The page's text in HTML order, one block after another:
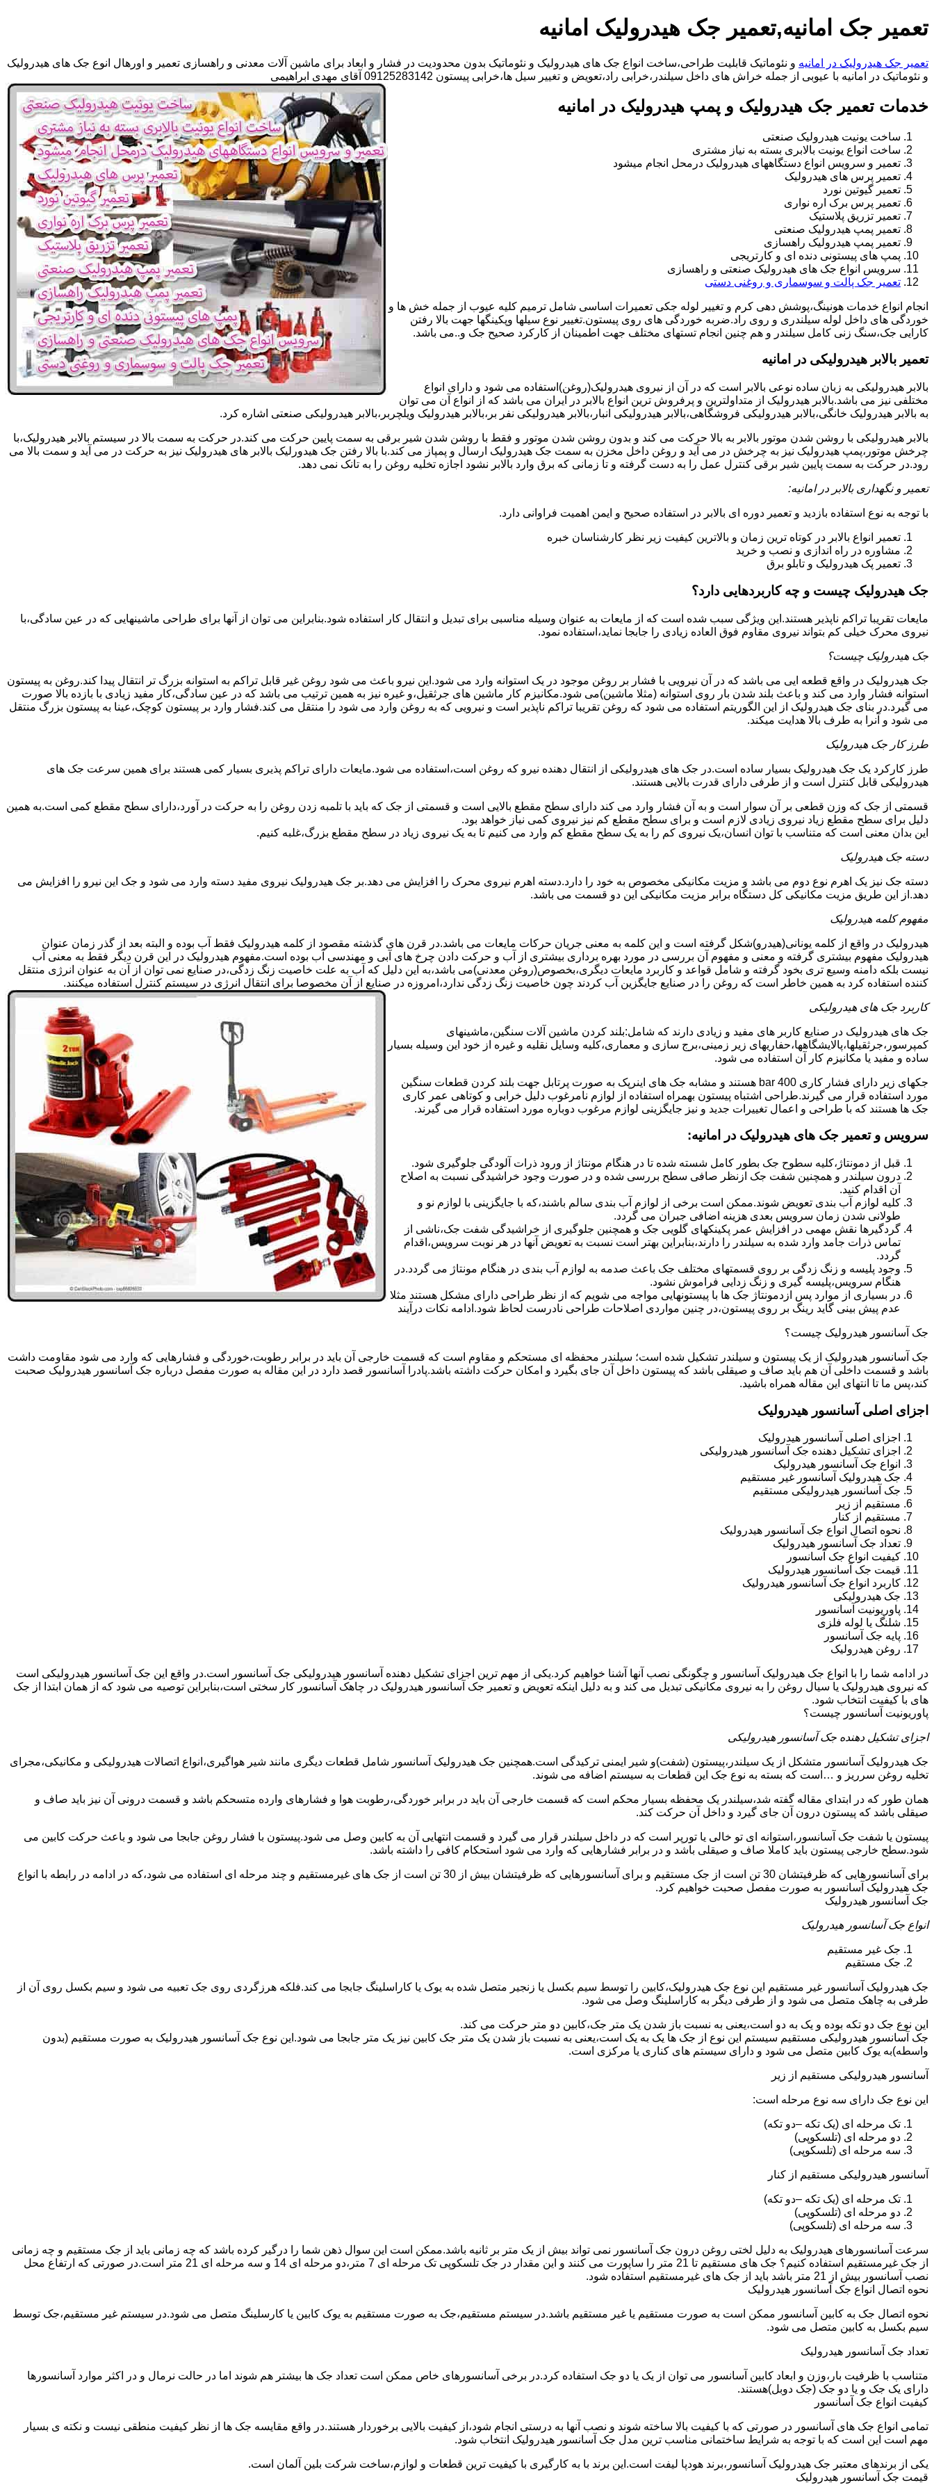
تعمیر جک امانیه,تعمیر جک هیدرولیک امانیه
تعمیر جک هیدرولیک در امانیه و نئوماتیک قابلیت طراحی،ساخت انواع جک های هیدرولیک و نئوماتیک بدون محدودیت در فشار و ابعاد برای ماشین آلات معدنی و راهسازی تعمیر و اورهال انوع جک های هیدرولیک
و نئوماتیک در امانیه با عیوبی از جمله خراش های داخل سیلندر،خرابی راد،تعویض و تغییر سیل ها،خرابی پیستون 09125283142 آقای مهدی ابراهیمی
خدمات تعمیر جک هیدرولیک و پمپ هیدرولیک در امانیه
ساخت یونیت هیدرولیک صنعتی
ساخت انواع یونیت بالابری بسته به نیاز مشتری
تعمیر و سرویس انواع دستگاههای هیدرولیک درمحل انجام میشود
تعمیر پرس های هیدرولیک
تعمیر گیوتین نورد
تعمیر پرس برک اره نواری
تعمیر تزریق پلاستیک
تعمیر پمپ هیدرولیک صنعتی
تعمیر پمپ هیدرولیک راهسازی
پمپ های پیستونی دنده ای و کارتریجی
سرویس انواع جک های هیدرولیک صنعتی و راهسازی
تعمیر جک پالت و سوسماری و روغنی دستی
انجام انواع خدمات هونینگ،پوشش دهی کرم و تغییر لوله جکی تعمیرات اساسی شامل ترمیم کلیه عیوب از جمله خش ها و
خوردگی های داخل لوله سیلندری و روی راد.ضربه خوردگی های روی پیستون.تغییر نوع سیلها وپکینگها جهت بالا رفتن
کارایی جک،سنگ زنی کامل سیلندر و هم چنین انجام تستهای مختلف جهت اطمینان از کارکرد صحیح جک و..می باشد.
تعمیر بالابر هیدرولیکی در امانیه
بالابر هیدرولیکی به زبان ساده نوعی بالابر است که در آن از نیروی هیدرولیک(روغن)استفاده می شود و دارای انواع
مختلفی نیز می باشد.بالابر هیدرولیک از متداولترین و پرفروش ترین انواع بالابر در ایران می باشد که از انواع آن می توان
به بالابر هیدرولیک خانگی،بالابر هیدرولیکی فروشگاهی،بالابر هیدرولیکی انبار،بالابر هیدرولیکی نفر بر،بالابر هیدرولیک ویلچربر،بالابر هیدرولیکی صنعتی اشاره کرد.
بالابر هیدرولیکی با روشن شدن موتور بالابر به بالا حرکت می کند و بدون روشن شدن موتور و فقط با روشن شدن شیر برقی به سمت پایین حرکت می کند.در حرکت به سمت بالا در سیستم بالابر هیدرولیک،با
چرخش موتور،پمپ هیدرولیک نیز به چرخش در می آید و روغن داخل مخزن به سمت جک هیدرولیک ارسال و پمپاز می کند.با بالا رفتن جک هیدورلیک بالابر های هیدرولیک نیز به حرکت در می آید و سمت بالا می
رود.در حرکت به سمت پایین شیر برقی کنترل عمل را به دست گرفته و تا زمانی که برق وارد بالابر نشود اجازه تخلیه روغن را به تانک نمی دهد.
تعمیر و نگهداری بالابر در امانیه:
با توجه به نوع استفاده بازدید و تعمیر دوره ای بالابر در استفاده صحیح و ایمن اهمیت فراوانی دارد.
تعمیر انواع بالابر در کوتاه ترین زمان و بالاترین کیفیت زیر نظر کارشناسان خبره
مشاوره در راه اندازی و نصب و خرید
تعمیر پک هیدرولیک و تابلو برق
جک هیدرولیک چیست و چه کاربردهایی دارد؟
مایعات تقریبا تراکم ناپذیر هستند.این ویژگی سبب شده است که از مایعات به عنوان وسیله مناسبی برای تبدیل و انتقال کار استفاده شود.بنابراین می توان از آنها برای طراحی ماشینهایی که در عین سادگی،با
نیروی محرک خیلی کم بتواند نیروی مقاوم فوق العاده زیادی را جابجا نماید،استفاده نمود.
جک هیدرولیک چیست؟
جک هیدرولیک در واقع قطعه ایی می باشد که در آن نیرویی با فشار بر روغن موجود در یک استوانه وارد می شود.این نیرو باعث می شود روغن غیر قابل تراکم به استوانه بزرگ تر انتقال پیدا کند.روغن به پیستون
استوانه فشار وارد می کند و باعث بلند شدن بار روی استوانه (مثلا ماشین)می شود.مکانیزم کار ماشین های جرثقیل،و غیره نیز به همین ترتیب می باشد که در عین سادگی،کار مفید زیادی با بازده بالا صورت
می گیرد.در بنای جک هیدرولیک از این الگوریتم استفاده می شود که روغن تقریبا تراکم ناپذیر است و نیرویی که به روغن وارد می شود را منتقل می کند.فشار وارد بر پیستون کوچک،عینا به پیستون بزرگ منتقل
می شود و آنرا به طرف بالا هدایت میکند.
طرز کار جک هیدرولیک
طرز کارکرد یک جک هیدرولیک بسیار ساده است.در جک های هیدرولیکی از انتقال دهنده نیرو که روغن است،استفاده می شود.مایعات دارای تراکم پذیری بسیار کمی هستند برای همین سرعت جک های
هیدرولیکی قابل کنترل است و از طرفی دارای قدرت بالایی هستند.
قسمتی از جک که وزن قطعی بر آن سوار است و به آن فشار وارد می کند دارای سطح مقطع بالایی است و قسمتی از جک که باید با تلمبه زدن روغن را به حرکت در آورد،دارای سطح مقطع کمی است.به همین
دلیل برای سطح مقطع زیاد نیروی زیادی لازم است و برای سطح مقطع کم نیز نیروی کمی نیاز خواهد بود.
این بدان معنی است که متناسب با توان انسان،یک نیروی کم را به یک سطح مقطع کم وارد می کنیم تا به یک نیروی زیاد در سطح مقطع بزرگ،غلبه کنیم.
دسته جک هیدرولیک
دسته جک نیز یک اهرم نوع دوم می باشد و مزیت مکانیکی مخصوص به خود را دارد.دسته اهرم نیروی محرک را افزایش می دهد.بر جک هیدرولیک نیروی مفید دسته وارد می شود و جک این نیرو را افزایش می
دهد.از این طریق مزیت مکانیکی کل دستگاه برابر مزیت مکانیکی این دو قسمت می باشد.
مفهوم کلمه هیدرولیک
هیدرولیک در واقع از کلمه یونانی(هیدرو)شکل گرفته است و این کلمه به معنی جریان حرکات مایعات می باشد.در قرن های گذشته مقصود از کلمه هیدرولیک فقط آب بوده و البته بعد از گذر زمان عنوان
هیدرولیک مفهوم بیشتری گرفته و معنی و مفهوم آن بررسی در مورد بهره برداری بیشتری از آب و حرکت دادن چرخ های آبی و مهندسی آب بوده است.مفهوم هیدرولیک در این قرن دیگر فقط به معنی آب
نیست بلکه دامنه وسیع تری بخود گرفته و شامل قواعد و کاربرد مایعات دیگری،بخصوص(روغن معدنی)می باشد،به این دلیل که آب به علت خاصیت زنگ زدگی،در صنایع نمی توان از آن به عنوان انرژی منتقل
کننده استفاده کرد به همین خاطر است که روغن را در صنایع جایگزین آب کردند چون خاصیت زنگ زدگی ندارد،امروزه در صنایع از آن مخصوصا برای انتقال انرژی در سیستم کنترل استفاده میکنند.
کاربرد جک های هیدرولیکی
جک های هیدرولیک در صنایع کاربر های مفید و زیادی دارند که شامل:بلند کردن ماشین آلات سنگین،ماشینهای
کمپرسور،جرثقیلها،پالایشگاهها،حفاریهای زیر زمینی،برج سازی و معماری،کلیه وسایل نقلیه و غیره از خود این وسیله بسیار
ساده و مفید یا مکانیزم کار آن استفاده می شود.
جکهای زیر دارای فشار کاری 400 bar هستند و مشابه جک های اینرپک به صورت پرتابل جهت بلند کردن قطعات سنگین
مورد استفاده قرار می گیرند.طراحی اشتباه پیستون بهمراه استفاده از لوازم نامرغوب دلیل خرابی و کوتاهی عمر کاری
جک ها هستند که با طراحی و اعمال تغییرات جدید و نیز جایگزینی لوازم مرغوب دوباره مورد استفاده قرار می گیرند.
سرویس و تعمیر جک های هیدرولیک در امانیه:
قبل از دمونتاژ،کلیه سطوح جک بطور کامل شسته شده تا در هنگام مونتاژ از ورود ذرات آلودگی جلوگیری شود.
درون سیلندر و همچنین شفت جک ازنظر صافی سطح بررسی شده و در صورت وجود خراشیدگی نسبت به اصلاح
آن اقدام کنید.
کلیه لوازم آب بندی تعویض شوند.ممکن است برخی از لوازم آب بندی سالم باشند،که با جایگزینی با لوازم نو و
طولانی شدن زمان سرویس بعدی هزینه اضافی جبران می گردد.
گردگیرها نقش مهمی در افزایش عمر پکینکهای گلویی جک و همچنین جلوگیری از خراشیدگی شفت جک،ناشی از
تماس ذرات جامد وارد شده به سیلندر را دارند،بنابراین بهتر است نسبت به تعویض آنها در هر نوبت سرویس،اقدام
گردد.
وجود پلیسه و زنگ زدگی بر روی قسمتهای مختلف جک باعث صدمه به لوازم آب بندی در هنگام مونتاژ می گردد.در
هنگام سرویس،پلیسه گیری و زنگ زدایی فراموش نشود.
در بسیاری از موارد پس ازدمونتاژ جک ها با پیستونهایی مواجه می شویم که از نظر طراحی دارای مشکل هستند مثلا
عدم پیش بینی گاید رینگ بر روی پیستون،در چنین مواردی اصلاحات طراحی نادرست لحاظ شود.ادامه نکات درآیند
جک آسانسور هیدرولیک چیست؟
جک آسانسور هیدرولیک از یک پیستون و سیلندر تشکیل شده است؛ سیلندر محفظه ای مستحکم و مقاوم است که قسمت خارجی آن باید در برابر رطوبت،خوردگی و فشارهایی که وارد می شود مقاومت داشت
باشد و قسمت داخلی آن هم باید صاف و صیقلی باشد که پیستون داخل آن جای بگیرد و امکان حرکت داشته باشد.پادرا آسانسور قصد دارد در این مقاله به صورت مفصل درباره جک آسانسور هیدرولیک صحبت
کند،پس ما تا انتهای این مقاله همراه باشید.
اجزای اصلی آسانسور هیدرولیک
اجزای اصلی آسانسور هیدرولیک
اجزای تشکیل دهنده جک آسانسور هیدرولیکی
انواع جک آسانسور هیدرولیک
جک هیدرولیک آسانسور غیر مستقیم
جک آسانسور هیدرولیکی مستقیم
مستقیم از زیر
مستقیم از کنار
نحوه اتصال انواع جک آسانسور هیدرولیک
تعداد جک آسانسور هیدرولیک
کیفیت انواع جک آسانسور
قیمت جک آسانسور هیدرولیک
کاربرد انواع جک آسانسور هیدرولیک
جک هیدرولیکی
پاوریونیت آسانسور
شلنگ یا لوله فلزی
پایه جک آسانسور
روغن هیدرولیک
در ادامه شما را با انواع جک هیدرولیک آسانسور و چگونگی نصب آنها آشنا خواهیم کرد.یکی از مهم ترین اجزای تشکیل دهنده آسانسور هیدرولیکی جک آسانسور است.در واقع این جک آسانسور هیدرولیکی است
که نیروی هیدرولیک یا سیال روغن را به نیروی مکانیکی تبدیل می کند و به دلیل اینکه تعویض و تعمیر جک آسانسور هیدرولیک در چاهک آسانسور کار سختی است،بنابراین توصیه می شود که از همان ابتدا از جک
های با کیفیت انتخاب شود.
پاوریونیت آسانسور چیست؟
اجزای تشکیل دهنده جک آسانسور هیدرولیکی
جک هیدرولیک آسانسور متشکل از یک سیلندر،پیستون (شفت)و شیر ایمنی ترکیدگی است.همچنین جک هیدرولیک آسانسور شامل قطعات دیگری مانند شیر هواگیری،انواع اتصالات هیدرولیکی و مکانیکی،مجرای
تخلیه روغن سرریز و …است که بسته به نوع جک این قطعات به سیستم اضافه می شوند.
همان طور که در ابتدای مقاله گفته شد،سیلندر یک محفظه بسیار محکم است که قسمت خارجی آن باید در برابر خوردگی،رطوبت هوا و فشارهای وارده متسحکم باشد و قسمت درونی آن نیز باید صاف و
صیقلی باشد که پیستون درون آن جای گیرد و داخل آن حرکت کند.
پیستون یا شفت جک آسانسور،استوانه ای تو خالی یا تورپر است که در داخل سیلندر قرار می گیرد و قسمت انتهایی آن به کابین وصل می شود.پیستون با فشار روغن جابجا می شود و باعث حرکت کابین می
شود.سطح خارجی پیستون باید کاملا صاف و صیقلی باشد و در برابر فشارهایی که وارد می شود استحکام کافی را داشته باشد.
برای آسانسورهایی که ظرفیتشان 30 تن است از جک مستقیم و برای آسانسورهایی که ظرفیتشان بیش از 30 تن است از جک های غیرمستقیم و چند مرحله ای استفاده می شود،که در ادامه در رابطه با انواع
جک هیدرولیک آسانسور به صورت مفصل صحبت خواهیم کرد.
جک آسانسور هیدرولیک
انواع جک آسانسور هیدرولیک
جک غیر مستقیم
جک مستقیم
جک هیدرولیک آسانسور غیر مستقیم این نوع جک هیدرولیک،کابین را توسط سیم بکسل یا زنجیر متصل شده به یوک یا کاراسلینگ جابجا می کند.فلکه هرزگردی روی جک تعبیه می شود و سیم بکسل روی آن از
طرفی به چاهک متصل می شود و از طرفی دیگر به کاراسلینگ وصل می شود.
این نوع جک دو تکه بوده و یک به دو است،یعنی به نسبت باز شدن یک متر جک،کابین دو متر حرکت می کند.
جک آسانسور هیدرولیکی مستقیم سیستم این نوع از جک ها یک به یک است،یعنی به نسبت باز شدن یک متر جک کابین نیز یک متر جابجا می شود.این نوع جک آسانسور هیدرولیک به صورت مستقیم (بدون
واسطه)به یوک کابین متصل می شود و دارای سیستم های کناری یا مرکزی است.
آسانسور هیدرولیکی مستقیم از زیر
این نوع جک دارای سه نوع مرحله است:
تک مرحله ای (یک تکه –دو تکه)
دو مرحله ای (تلسکوپی)
سه مرحله ای (تلسکوپی)
آسانسور هیدرولیکی مستقیم از کنار
تک مرحله ای (یک تکه –دو تکه)
دو مرحله ای (تلسکوپی)
سه مرحله ای (تلسکوپی)
سرعت آسانسورهای هیدرولیک به دلیل لختی روغن درون جک آسانسور نمی تواند بیش از یک متر بر ثانیه باشد.ممکن است این سوال ذهن شما را درگیر کرده باشد که چه زمانی باید از جک مستقیم و چه زمانی
از جک غیرمستقیم استفاده کنیم؟ جک های مستقیم تا 21 متر را ساپورت می کنند و این مقدار در جک تلسکوپی تک مرحله ای 7 متر،دو مرحله ای 14 و سه مرحله ای 21 متر است.در صورتی که ارتفاع محل
نصب آسانسور بیش از 21 متر باشد باید از جک های غیرمستقیم استفاده شود.
نحوه اتصال انواع جک آسانسور هیدرولیک
نحوه اتصال جک به کابین آسانسور ممکن است به صورت مستقیم یا غیر مستقیم باشد.در سیستم مستقیم،جک به صورت مستقیم به یوک کابین یا کارسلینگ متصل می شود.در سیستم غیر مستقیم،جک توسط
سیم بکسل به کابین متصل می شود.
تعداد جک آسانسور هیدرولیک
متناسب با ظرفیت بار،وزن و ابعاد کابین آسانسور می توان از یک یا دو جک استفاده کرد.در برخی آسانسورهای خاص ممکن است تعداد جک ها بیشتر هم شوند اما در حالت نرمال و در اکثر موارد آسانسورها
دارای یک جک و یا دو جک (جک دوبل)هستند.
کیفیت انواع جک آسانسور
تمامی انواع جک های آسانسور در صورتی که با کیفیت بالا ساخته شوند و نصب آنها به درستی انجام شود،از کیفیت بالایی برخوردار هستند.در واقع مقایسه جک ها از نظر کیفیت منطقی نیست و نکته ی بسیار
مهم است این است که با توجه به شرایط ساختمانی مناسب ترین مدل جک آسانسور هیدرولیک انتخاب شود.
یکی از برندهای معتبر جک هیدرولیک آسانسور،برند هودپا لیفت است.این برند با به کارگیری با کیفیت ترین قطعات و لوازم،ساخت شرکت بلین آلمان است.
قیمت جک آسانسور هیدرولیک